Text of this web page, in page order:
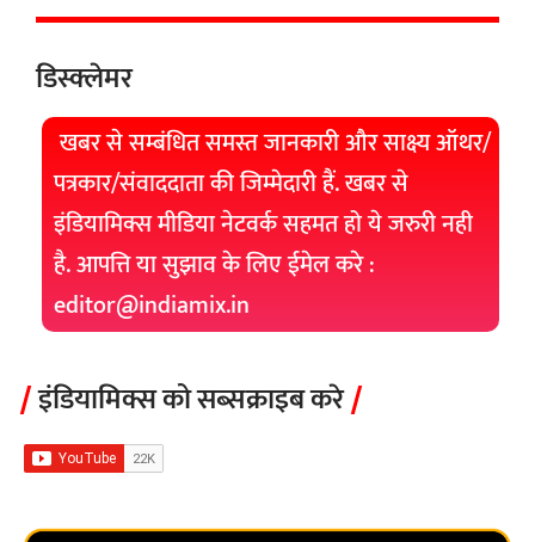
डिस्क्लेमर
खबर से सम्बंधित समस्त जानकारी और साक्ष्य ऑथर/
पत्रकार/संवाददाता की जिम्मेदारी हैं. खबर से
इंडियामिक्स मीडिया नेटवर्क सहमत हो ये जरुरी नही
है. आपत्ति या सुझाव के लिए ईमेल करे :
editor@indiamix.in
इंडियामिक्स को सब्सक्राइब करे